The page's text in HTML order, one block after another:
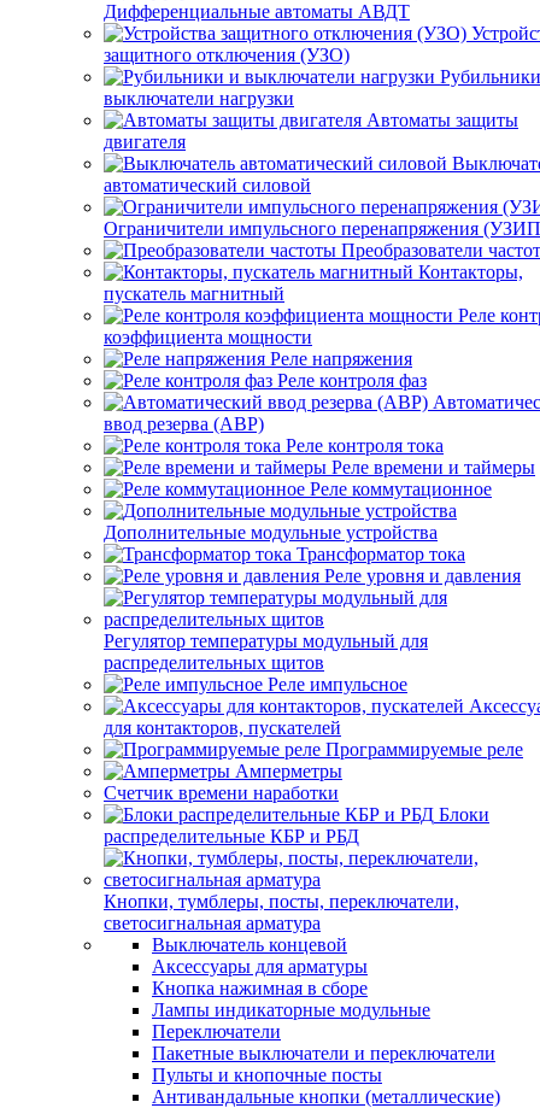
30 руб.
Каталог товаров
Электрогенераторы
Кабели и провода
Кабеленесущие системы
Щиты | Боксы | Шкафы
Низковольтное и промышленное электрооборудование
Освещение
Розетки | Выключатели
Инструменты, техника
Электросчетчики
Стабилизаторы напряжения
Элементы умного дома
Электромонтажная продукция
Бытовая техника
Климатические и инженерные системы
Устройства и средства безопасности
Для сада и огорода
Новинки
Спорт и туризм
Наши предложения
Новинки
Популярные товары
Распродажи и скидки
Рекомендуемые товары
Уцененные товары
Помощь и сервисы
Контакты
Доставка | Оплата
Услуги
О компании
Экспресс доставка электротоваров по
Москве и Московской области
Наши адреса электро магазинов:
г. Домодедово, ул. Каширское шоссе,
дом 7, БЦ "Орёл"
Посмотреть на карте
+7 (495) 108-73-
56
power.ru
Сб: с 10:00
до 15:00
Вс:
Дифференциальные автоматы АВДТ
защитного отключения (УЗО)
выключатели нагрузки
Автоматы защиты
двигателя
автоматический силовой
Ограничители импульсного перенапряжения
Преобразователи
Контакторы,
пускатель магнитный
Реле
коэффициента мощности
Реле напряжения
Реле контроля фаз
ввод резерва (АВР)
Реле контроля тока
Реле времени и таймеры
Реле коммутационное
Дополнительные модульные устройства
Трансформатор тока
Реле уровня и давления
Регулятор температуры модульный для
распределительных щитов
Реле импульсное
для контакторов, пускателей
Программируемые реле
Амперметры
Счетчик времени наработки
Блоки
распределительные КБР и РБД
Кнопки, тумблеры, посты, переключатели,
светосигнальная арматура
Выключатель концевой
Аксессуары для арматуры
Кнопка нажимная в сборе
Лампы индикаторные модульные
Переключатели
Пакетные выключатели и переключатели
Пульты и кнопочные посты
Антивандальные кнопки (металлические)